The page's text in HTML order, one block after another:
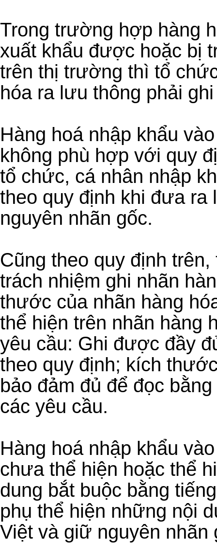
Trong trường hợp hàng
xuất khẩu được hoặc bị
trên thị trường thì tổ
hóa ra lưu thông phải
Hàng hoá nhập khẩu
không phù hợp với quy
tổ chức, cá nhân nhập
theo quy định khi đưa
nguyên nhãn gốc.
Cũng theo quy định
trách nhiệm ghi nhãn
thước của nhãn hàng
thể hiện trên nhãn hàng
yêu cầu: Ghi được đầy
theo quy định; kích
bảo đảm đủ để đọc
các yêu cầu.
Hàng hoá nhập khẩu
chưa thể hiện hoặc thể
dung bắt buộc bằng
phụ thể hiện những nội
Việt và giữ nguyên nhãn